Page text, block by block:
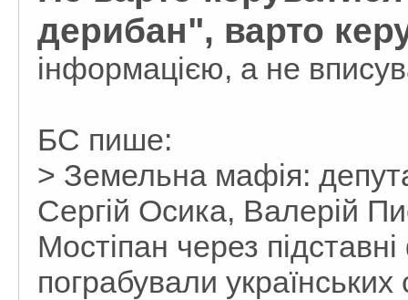
дерибан", варто
інформацією, а не
БС пише:
> Земельна мафія:
Сергій Осика, Валерій
Мостіпан через
пограбували